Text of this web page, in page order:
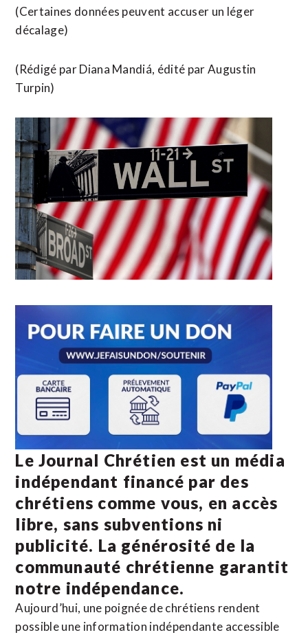
(Certaines données peuvent accuser un léger
décalage)
(Rédigé par Diana Mandiá, édité par Augustin
Turpin)
Le Journal Chrétien est un média
indépendant financé par des
chrétiens comme vous, en accès
libre, sans subventions ni
publicité. La générosité de la
communauté chrétienne garantit
notre indépendance.
Aujourd’hui, une poignée de chrétiens rendent
possible une information indépendante accessible